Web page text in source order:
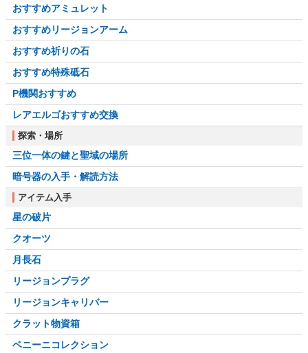
おすすめアミュレット
おすすめリージョンアーム
おすすめ祈りの石
おすすめ特殊砥石
P機関おすすめ
レアエルゴおすすめ交換
探索・場所
三位一体の鍵と聖域の場所
暗号器の入手・解読方法
アイテム入手
星の破片
クオーツ
月長石
リージョンプラグ
リージョンキャリバー
クラット物資箱
ベニーニコレクション